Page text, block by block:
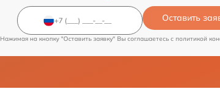
Оставить
Нажимая на кнопку "Оставить заявку" Вы соглашаетесь c политикой